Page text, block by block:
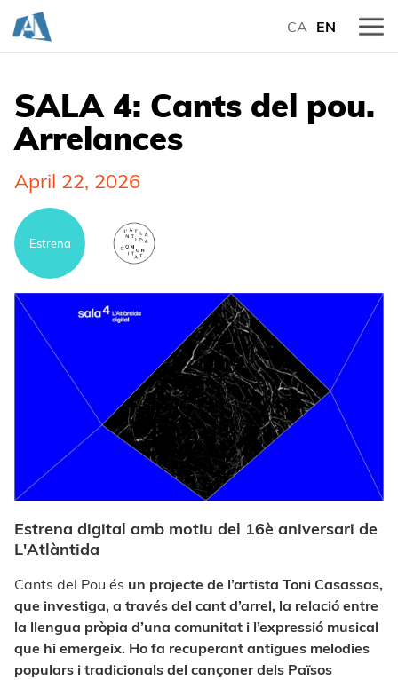
CA EN
SALA 4: Cants del pou.
Arrelances
April 22, 2026
Estrena
Estrena digital amb motiu del 16è aniversari de
L'Atlàntida
Cants del Pou és un projecte de l’artista Toni Casassas,
que investiga, a través del cant d’arrel, la relació entre
la llengua pròpia d’una comunitat i l’expressió musical
que hi emergeix. Ho fa recuperant antigues melodies
populars i tradicionals del cançoner dels Països